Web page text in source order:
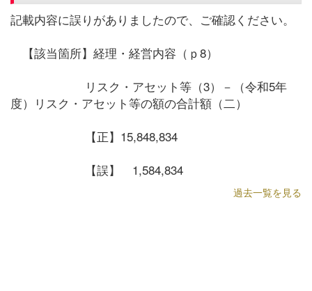
記載内容に誤りがありましたので、ご確認ください。
【該当箇所】経理・経営内容（ｐ8）
リスク・アセット等（3）－（令和5年
度）リスク・アセット等の額の合計額（二）
【正】15,848,834
【誤】 1,584,834
過去一覧を見る